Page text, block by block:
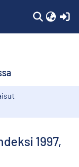
1997,